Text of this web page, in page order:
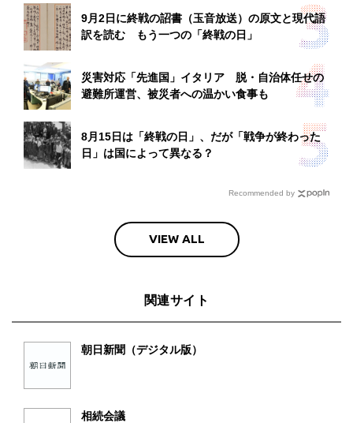
9月2日に終戦の詔書（玉音放送）の原文と現代語
訳を読む もう一つの「終戦の日」
災害対応「先進国」イタリア 脱・自治体任せの
避難所運営、被災者への温かい食事も
8月15日は「終戦の日」、だが「戦争が終わった
日」は国によって異なる？
Recommended by
VIEW ALL
関連サイト
朝日新聞（デジタル版）
相続会議